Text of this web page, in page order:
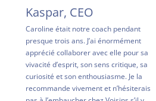
Kaspar, CEO
Caroline était notre coach pendant
presque trois ans. J’ai énormément
apprécié collaborer avec elle pour sa
vivacité d’esprit, son sens critique, sa
curiosité et son enthousiasme. Je la
recommande vivement et n’hésiterais